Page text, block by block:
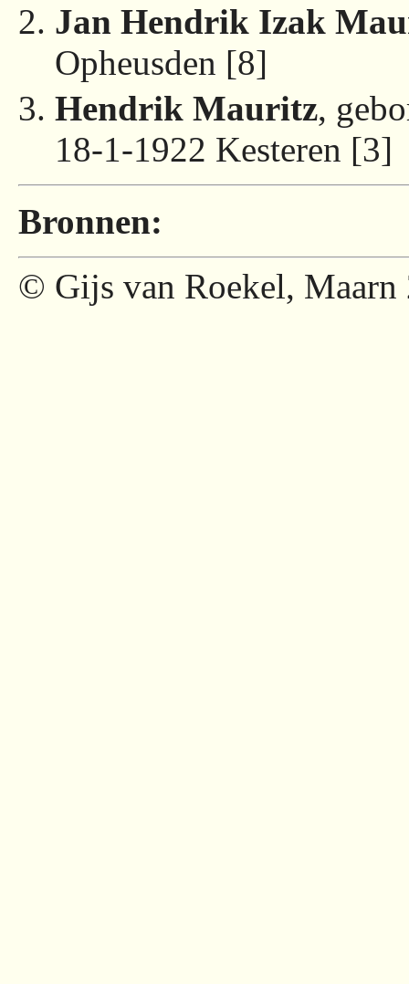
Jan Hendrik Izak
Opheusden [8]
Hendrik Mauritz,
18-1-1922 Kesteren [3]
Bronnen:
© Gijs van Roekel, Maarn